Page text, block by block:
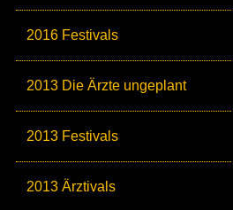
2016 Festivals
2013 Die Ärzte ungeplant
2013 Festivals
2013 Ärztivals